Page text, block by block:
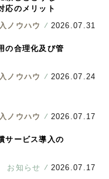
応のメリット
ノウハウ
2026.07.31
の合理化及び管
ノウハウ
2026.07.24
ノウハウ
2026.07.17
サービス導入の
お知らせ
2026.07.17